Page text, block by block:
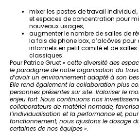
mixer les postes de travail
et espaces de concentration pour
nouveaux usages,
augmenter le nombre de salles de
la fois de phone box, d’alcôves pour
informels en petit comité et de salles
classiques.
Pour Patrice Gruet « cette diversité des
le paradigme de notre organisation du
d’avoir un environnement adapté à son
Elle rend également la collaboration plus
personnes présentes sur site. Valoriser le
enjeu fort. Nous continuons nos
collaborateurs de matériel nomade,
l’individualisation et la performance et,
fonctionnement, nous ajustons le dosage
certaines de nos équipes».